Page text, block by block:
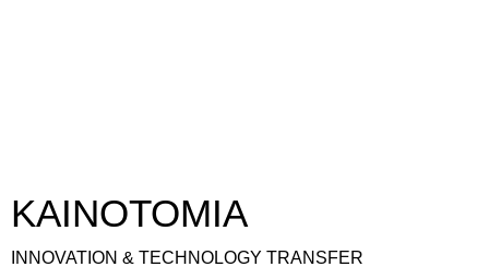
ΚΑΙΝΟΤΟΜΙΑ
INNOVATION & TECHNOLOGY TRANSFER